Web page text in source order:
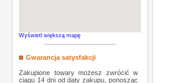
Wyświetl większą mapę
Gwarancja satysfakcji
Zakupione towary możesz zwrócić w
ciągu 14 dni od daty zakupu, ponosząc